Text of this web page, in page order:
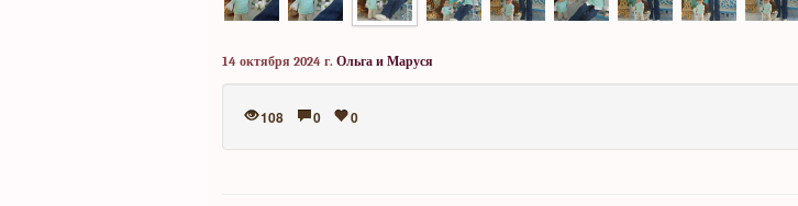
14 октября 2024 г. Ольга и Маруся
108 0 0